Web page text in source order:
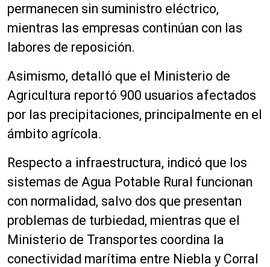
permanecen sin suministro eléctrico,
mientras las empresas continúan con las
labores de reposición.
Asimismo, detalló que el Ministerio de
Agricultura reportó 900 usuarios afectados
por las precipitaciones, principalmente en el
ámbito agrícola.
Respecto a infraestructura, indicó que los
sistemas de Agua Potable Rural funcionan
con normalidad, salvo dos que presentan
problemas de turbiedad, mientras que el
Ministerio de Transportes coordina la
conectividad marítima entre Niebla y Corral